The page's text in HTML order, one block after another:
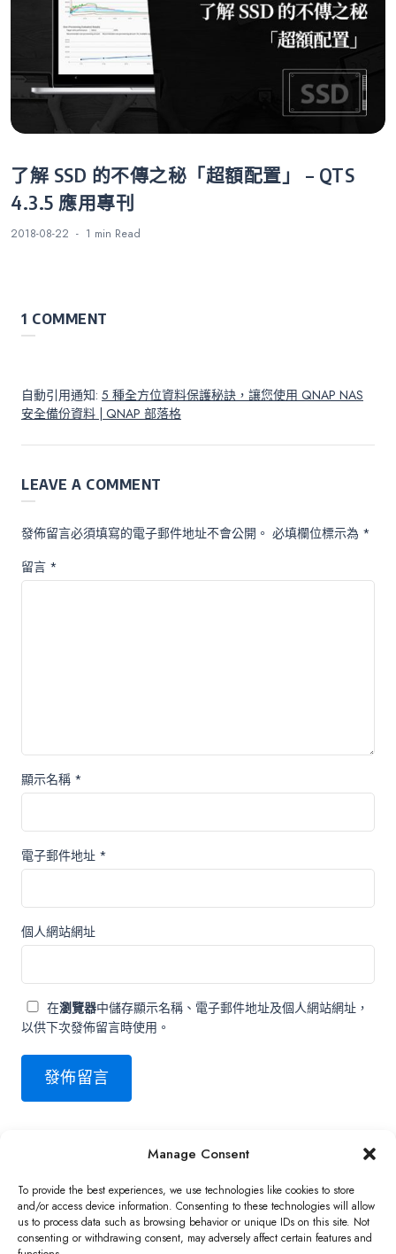
Manage Consent
To provide the best experiences, we use technologies like cookies to store
and/or access device information. Consenting to these technologies will allow
us to process data such as browsing behavior or unique IDs on this site. Not
consenting or withdrawing consent, may adversely affect certain features and
了解 SSD 的不傳之秘「超額配置」 – QTS
4.3.5 應用專刊
2018-08-22 1 min Read
1 COMMENT
自動引用通知: 5 種全方位資料保護秘訣，讓您使用 QNAP NAS
安全備份資料 | QNAP 部落格
LEAVE A COMMENT
發佈留言必須填寫的電子郵件地址不會公開。 必填欄位標示為 *
留言 *
顯示名稱 *
電子郵件地址 *
個人網站網址
在瀏覽器中儲存顯示名稱、電子郵件地址及個人網站網址，
以供下次發佈留言時使用。